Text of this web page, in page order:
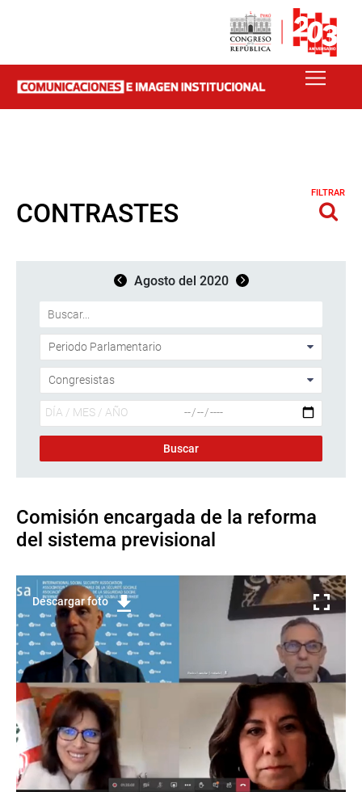
CONTRASTES
FILTRAR
Agosto del 2020
Comisión encargada de la reforma
del sistema previsional
Descargar foto